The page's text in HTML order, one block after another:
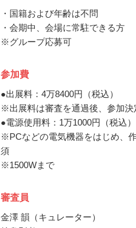
・国籍および年齢は不問
・会期中、会場に常駐できる方
※グループ応募可
参加費
●出展料：4万8400円（税込）
※出展料は審査を通過後、参加決
●電源使用料：1万1000円（税込）
※PCなどの電気機器をはじめ、
須
※1500Wまで
審査員
金澤 韻（キュレーター）